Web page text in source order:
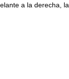
a la derecha, la